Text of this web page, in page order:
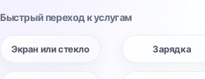
Быстрый переход к услугам
Экран или стекло Зарядка